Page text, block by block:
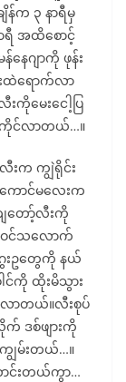
န်က ၃ နာရီမှ
ာရီ အထိစောင့်
ေဂျာကို ဖုန်း
ထဲရောက်လာ
မေးငေါ့ပြ
ကိုင်လာတယ်…။
းက ကျွဲရိုင်း
ောင်မလေးက
တော့်လီးကို
င်သလောက်
ဥတွေကို နယ်
င်ကို ထိုးမိသွား
ာတယ်။လီးစုပ်
ဒစ်ဖျားကို
ျွမ်းတယ်…။
င်းတယ်ကွာ…